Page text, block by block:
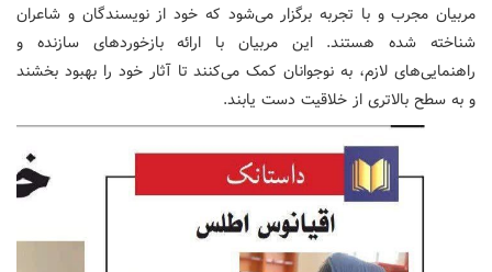
مربیان مجرب و با تجربه برگزار می‌شود که خود از نویسندگان و شاعران
شناخته شده هستند. این مربیان با ارائه بازخوردهای سازنده و
راهنمایی‌های لازم، به نوجوانان کمک می‌کنند تا آثار خود را بهبود بخشند
و به سطح بالاتری از خلاقیت دست یابند.